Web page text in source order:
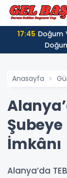
17:45
Anasayfa
İmkânı
Alanya’da